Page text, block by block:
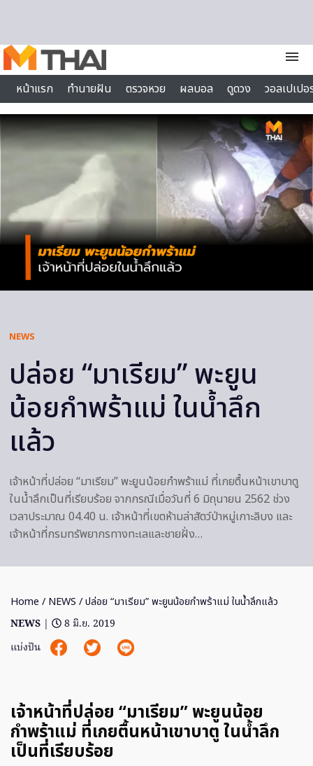
menu
หน้าแรก
ทำนายฝัน ตรวจหวย ผลบอล ดูดวง
วอลเปเป
ไลฟ์สไตล์
NEWS
ปล่อย “มาเรียม” พะยูน
น้อยกำพร้าแม่ ในน้ำลึก
แล้ว
เจ้าหน้าที่ปล่อย “มาเรียม” พะยูนน้อยกำพร้าแม่ ที่เกยตื้นหน้าเขาบาตู
ในน้ำลึกเป็นที่เรียบร้อย จากกรณีเมื่อวันที่ 6 มิถุนายน 2562 ช่วง
เวลาประมาณ 04.40 น. เจ้าหน้าที่เขตห้ามล่าสัตว์ป่าหมู่เกาะลิบง และ
เจ้าหน้าที่กรมทรัพยากรทางทะเลและชายฝั่ง…
Home / NEWS / ปล่อย “มาเรียม” พะยูนน้อยกำพร้าแม่ ในน้ำลึกแล้ว
NEWS |
8 มิ.ย. 2019
แบ่งปัน
เจ้าหน้าที่ปล่อย “มาเรียม” พะยูนน้อย
กำพร้าแม่ ที่เกยตื้นหน้าเขาบาตู ในน้ำลึก
เป็นที่เรียบร้อย